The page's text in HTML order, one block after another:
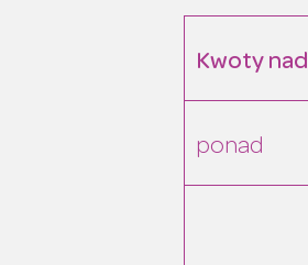
Kwoty
ponad